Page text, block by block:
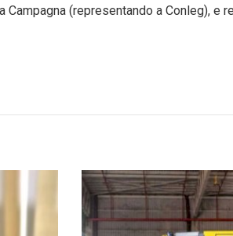
Campagna (representando a Conleg), e